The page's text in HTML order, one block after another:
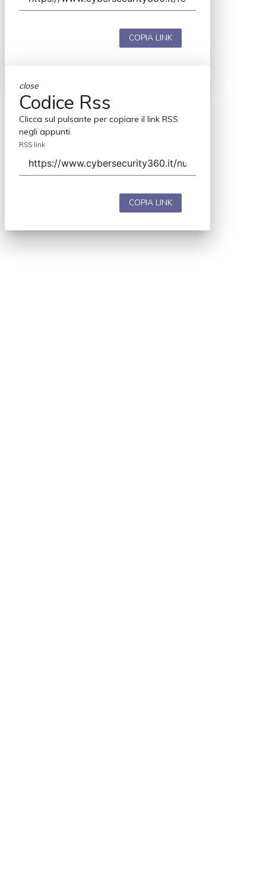
COPIA LINK
close
Codice Rss
Clicca sul pulsante per copiare il link RSS
negli appunti.
RSS link
COPIA LINK